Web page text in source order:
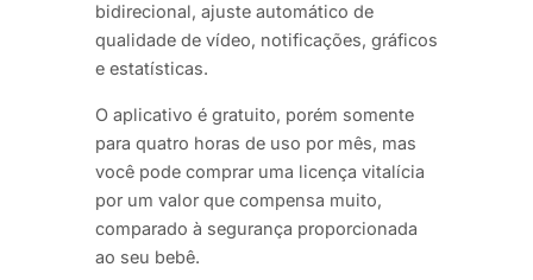
bidirecional, ajuste automático de
qualidade de vídeo, notificações, gráficos
e estatísticas.
O aplicativo é gratuito, porém somente
para quatro horas de uso por mês, mas
você pode comprar uma licença vitalícia
por um valor que compensa muito,
comparado à segurança proporcionada
ao seu bebê.